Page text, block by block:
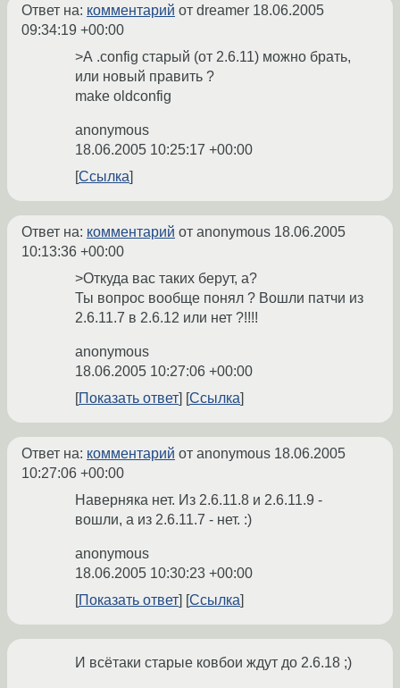
Ответ на: комментарий от dreamer 18.06.2005
09:34:19 +00:00
>А .config старый (от 2.6.11) можно брать,
или новый править ?
make oldconfig
anonymous
18.06.2005 10:25:17 +00:00
Ссылка
Ответ на: комментарий от anonymous 18.06.2005
10:13:36 +00:00
>Откуда вас таких берут, а?
Ты вопрос вообще понял ? Вошли патчи из
2.6.11.7 в 2.6.12 или нет ?!!!!
anonymous
18.06.2005 10:27:06 +00:00
Показать ответ
Ссылка
Ответ на: комментарий от anonymous 18.06.2005
10:27:06 +00:00
Наверняка нет. Из 2.6.11.8 и 2.6.11.9 -
вошли, а из 2.6.11.7 - нет. :)
anonymous
18.06.2005 10:30:23 +00:00
Показать ответ
Ссылка
И всётаки старые ковбои ждут до 2.6.18 ;)